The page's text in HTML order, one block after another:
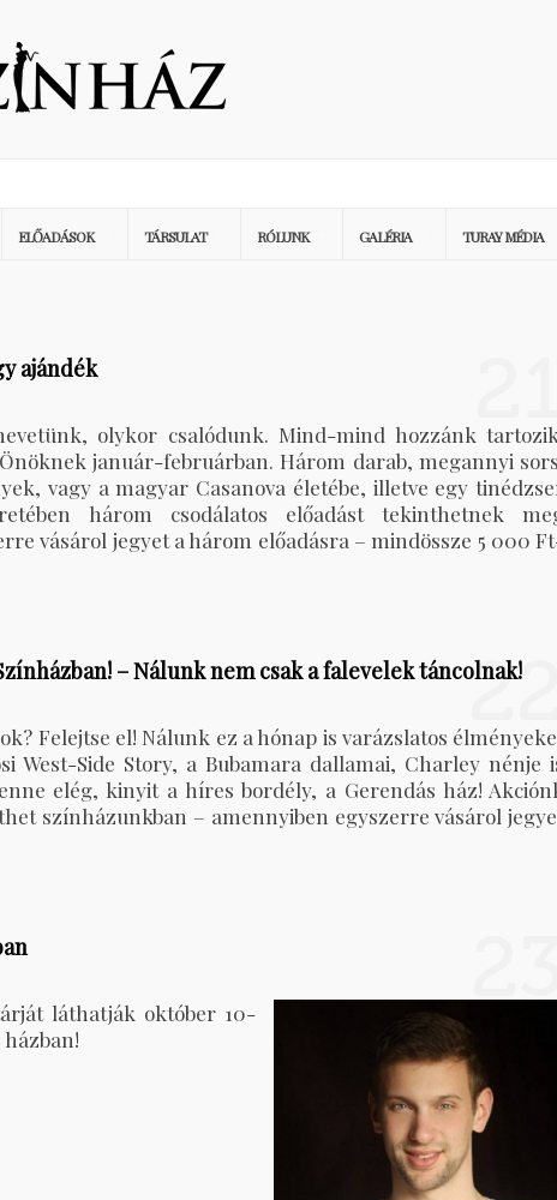
ELŐADÁSOK TÁRSULAT RÓLUNK GALÉRIA TURAY MÉDIA
ajándék
olykor csalódunk. Mind-mind hozzánk
január-februárban. Három darab, megannyi
vagy a magyar Casanova életébe, illetve egy
három csodálatos előadást tekinthetnek
vásárol jegyet a három előadásra – mindössze 5 000
22
– Nálunk nem csak a falevelek táncolnak!
Felejtse el! Nálunk ez a hónap is varázslatos
West-Side Story, a Bubamara dallamai, Charley nénje
elég, kinyit a híres bordély, a Gerendás ház!
színházunkban – amennyiben egyszerre vásárol
láthatják október 10-